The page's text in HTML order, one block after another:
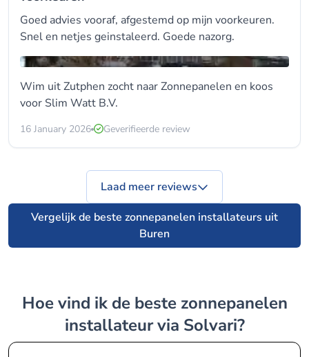
Goed advies vooraf, afgestemd op mijn voorkeuren.
Snel en netjes geinstaleerd. Goede nazorg.
Wim uit Zutphen zocht naar Zonnepanelen en koos
voor Slim Watt B.V.
16 January 2026 Geverifieerde review
Vergelijk de beste zonnepanelen installateurs uit
Buren
Laad meer reviews
Hoe vind ik de beste zonnepanelen
installateur via Solvari?